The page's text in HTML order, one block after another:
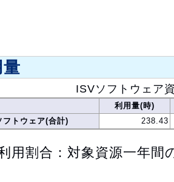
ISVソフトウェア
利用量(時)
フトウェア(合計)
238.43
用割合：対象資源一年間